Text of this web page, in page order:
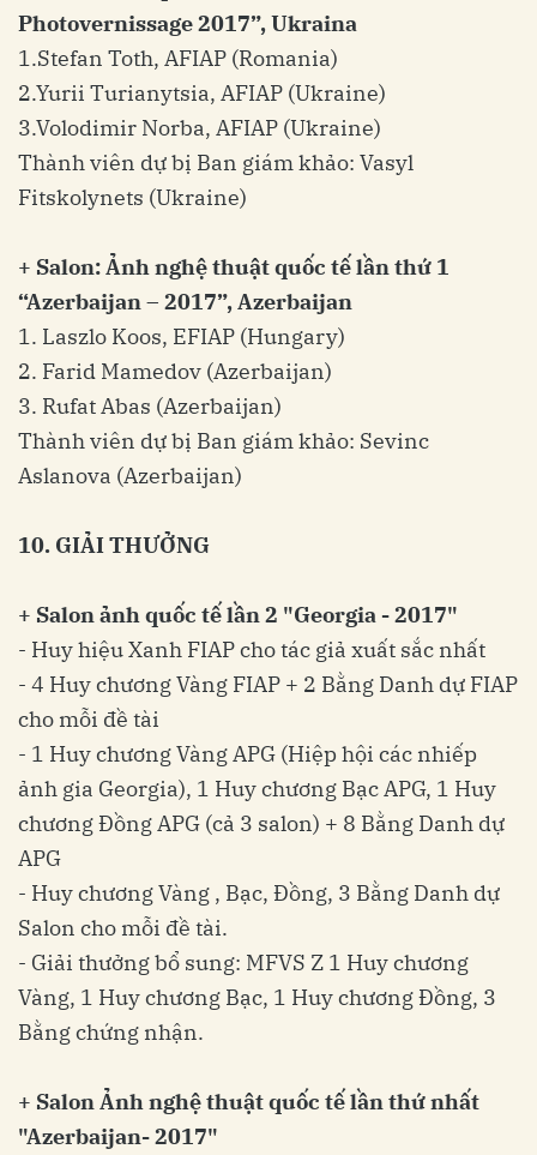
Photovernissage 2017”, Ukraina
1.Stefan Toth, AFIAP (Romania)
2.Yurii Turianytsia, AFIAP (Ukraine)
3.Volodimir Norba, AFIAP (Ukraine)
Thành viên dự bị Ban giám khảo: Vasyl
Fitskolynets (Ukraine)
+ Salon: Ảnh nghệ thuật quốc tế lần thứ 1
“Azerbaijan – 2017”, Azerbaijan
1. Laszlo Koos, EFIAP (Hungary)
2. Farid Mamedov (Azerbaijan)
3. Rufat Abas (Azerbaijan)
Thành viên dự bị Ban giám khảo: Sevinc
Aslanova (Azerbaijan)
10. GIẢI THƯỞNG
+ Salon ảnh quốc tế lần 2 "Georgia - 2017"
- Huy hiệu Xanh FIAP cho tác giả xuất sắc nhất
- 4 Huy chương Vàng FIAP + 2 Bằng Danh dự FIAP
cho mỗi đề tài
- 1 Huy chương Vàng APG (Hiệp hội các nhiếp
ảnh gia Georgia), 1 Huy chương Bạc APG, 1 Huy
chương Đồng APG (cả 3 salon) + 8 Bằng Danh dự
APG
- Huy chương Vàng , Bạc, Đồng, 3 Bằng Danh dự
Salon cho mỗi đề tài.
- Giải thưởng bổ sung: MFVS Z 1 Huy chương
Vàng, 1 Huy chương Bạc, 1 Huy chương Đồng, 3
Bằng chứng nhận.
+ Salon Ảnh nghệ thuật quốc tế lần thứ nhất
"Azerbaijan- 2017"